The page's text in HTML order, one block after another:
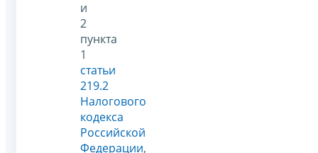
и
2
пункта
1
статьи
219.2
Налогового
кодекса
Российской
Федерации,